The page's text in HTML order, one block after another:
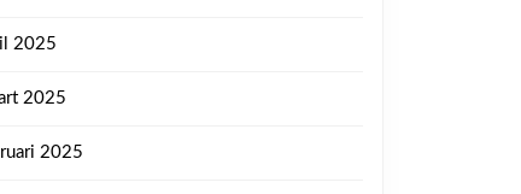
2025
2025
2025